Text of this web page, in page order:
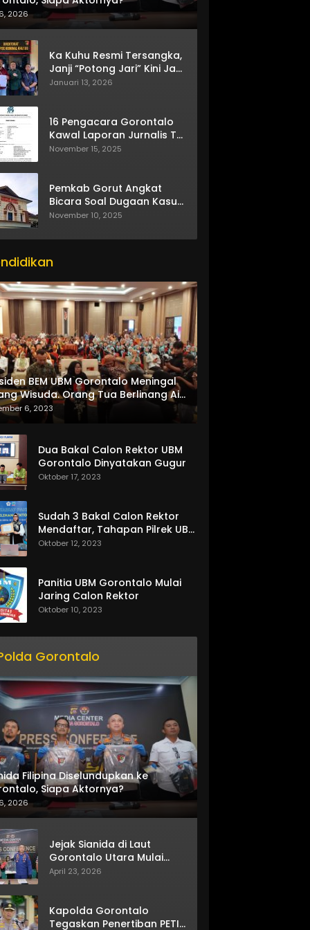
2026
Ka Kuhu Resmi Tersangka,
Janji “Potong Jari” Kini Jadi
Bumerang
Januari 13, 2026
16 Pengacara Gorontalo
Kawal Laporan Jurnalis TV
One
November 15, 2025
Pemkab Gorut Angkat
Bicara Soal Dugaan Kasus
Asusila Oknum ASN
November 10, 2025
BEM UBM Gorontalo Meningal
Wisuda. Orang Tua Berlinang Air
Menerima SKL dan Pemasangan
6, 2023
Dua Bakal Calon Rektor UBM
Gorontalo Dinyatakan Gugur
Oktober 17, 2023
Sudah 3 Bakal Calon Rektor
Mendaftar, Tahapan Pilrek UBM
Gorontalo Makin Seru
Oktober 12, 2023
Panitia UBM Gorontalo Mulai
Jaring Calon Rektor
Oktober 10, 2023
Gorontalo
Filipina Diselundupkan ke
Siapa Aktornya?
2026
Jejak Sianida di Laut
Gorontalo Utara Mulai
Terkuak
April 23, 2026
Kapolda Gorontalo
Tegaskan Penertiban PETI